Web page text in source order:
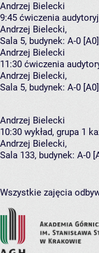
Andrzej Bielecki
9:45 ćwiczenia
Andrzej Bielecki,
Sala 5, budynek: A-0 [A0]
Andrzej Bielecki
11:30 ćwiczenia
Andrzej Bielecki,
Sala 5, budynek: A-0 [A0]
Andrzej Bielecki
10:30 wykład, grupa 1
Andrzej Bielecki,
Sala 133, budynek: A-0
Wszystkie zajęcia